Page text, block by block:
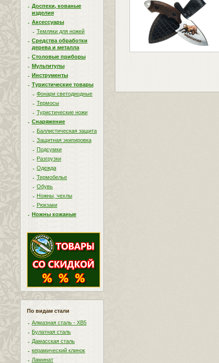
Доспехи, кованые
изделия
Аксессуары
Темляки для ножей
Средства обработки
дерева и металла
Столовые приборы
Мультитулы
Инструменты
Туристические товары
Фонари светодиодные
Термосы
Туристические ножи
Снаряжение
Баллистическая защита
Защитная экипировка
Подсумки
Разгрузки
Одежда
Термобелье
Обувь
Ножны, чехлы
Рюкзаки
Ножны кожаные
По видам стали
Алмазная сталь - ХВ5
Булатная сталь
Дамасская сталь
керамический клинок
Ламинат